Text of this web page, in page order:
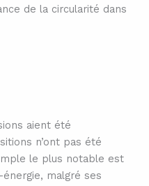
de la circularité dans
aient été
n’ont pas été
le plus notable est
énergie, malgré ses